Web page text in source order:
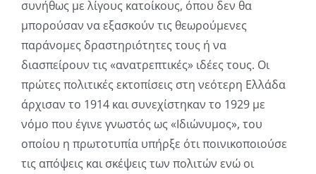
συνήθως με λίγους κατοίκους, όπου δεν θα
μπορούσαν να εξασκούν τις θεωρούμενες
παράνομες δραστηριότητες τους ή να
διασπείρουν τις «ανατρεπτικές» ιδέες τους. Οι
πρώτες πολιτικές εκτοπίσεις στη νεότερη Ελλάδα
άρχισαν το 1914 και συνεχίστηκαν το 1929 με
νόμο που έγινε γνωστός ως «Ιδιώνυμος», του
οποίου η πρωτοτυπία υπήρξε ότι ποινικοποιούσε
τις απόψεις και σκέψεις των πολιτών ενώ οι